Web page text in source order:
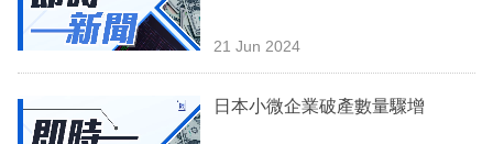
事
21 Jun 2024
日本小微企業破產數量驟增